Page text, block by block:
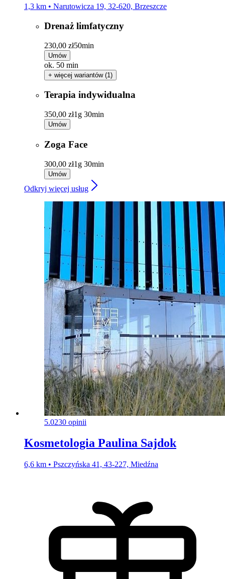
1,3 km • Narutowicza 19, 32-620, Brzeszcze
Drenaż limfatyczny
230,00 zł50min
Umów
ok. 50 min
+ więcej wariantów (1)
Terapia indywidualna
350,00 zł1g 30min
Umów
Zoga Face
300,00 zł1g 30min
Umów
Odkryj więcej usług
5.0230 opinii
Kosmetologia Paulina Sajdok
6,6 km • Pszczyńska 41, 43-227, Miedźna